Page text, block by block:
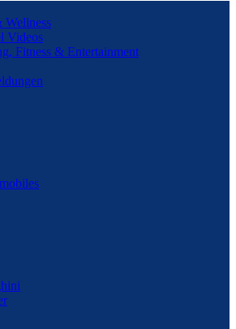
Wellness
Videos
Fitness & Entertainment